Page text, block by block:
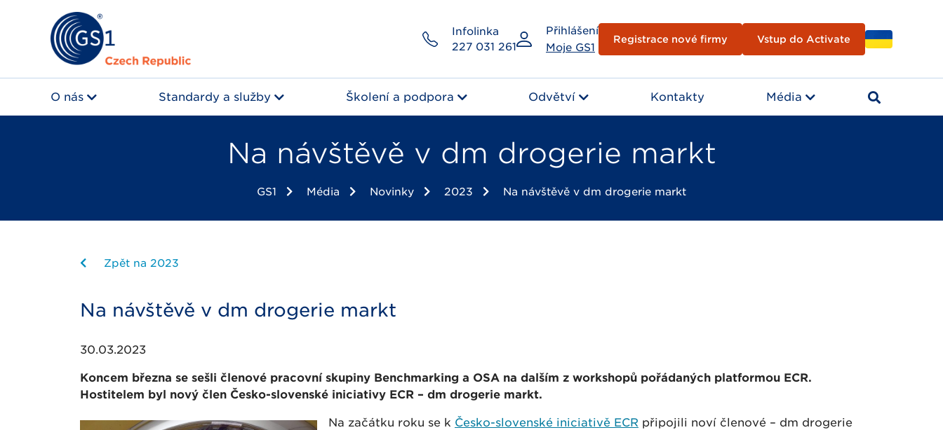
Infolinka
227 031 261
Přihlášení
Moje GS1
Registrace nové firmy Vstup do Activate
O nás Standardy a služby Školení a podpora Odvětví Kontakty Média
Na návštěvě v dm drogerie markt
GS1 Média Novinky 2023 Na návštěvě v dm drogerie markt
Zpět na 2023
Na návštěvě v dm drogerie markt
30.03.2023
Koncem března se sešli členové pracovní skupiny Benchmarking a OSA na dalším z workshopů pořádaných platformou ECR.
Hostitelem byl nový člen Česko-slovenské iniciativy ECR – dm drogerie markt.
Na začátku roku se k Česko-slovenské iniciativě ECR připojili noví členové – dm drogerie